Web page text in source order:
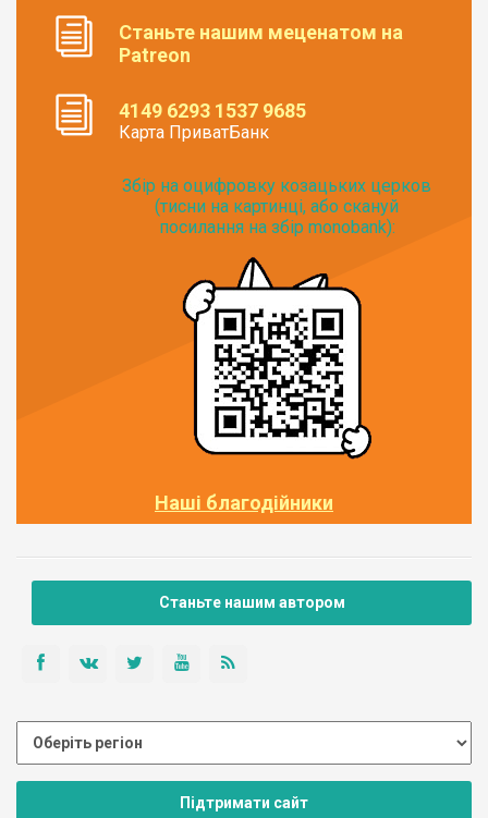
Станьте нашим меценатом на
Patreon
4149 6293 1537 9685
Карта ПриватБанк
Збір на оцифровку козацьких церков
(тисни на картинці, або скануй
посилання на збір monobank):
Наші благодійники
Станьте нашим автором
Підтримати сайт